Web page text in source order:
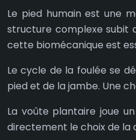
Le pied humain est une
structure complexe subit
cette biomécanique est
Le cycle de la foulée se
pied et de la jambe. Une
La voûte plantaire joue
directement le choix de la